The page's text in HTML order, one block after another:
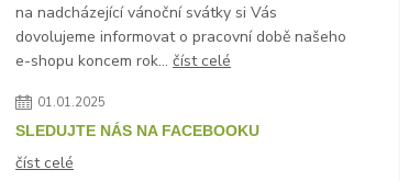
na nadcházející vánoční svátky si Vás
dovolujeme informovat o pracovní době našeho
e-shopu koncem rok...číst celé
01.01.2025
SLEDUJTE NÁS NA FACEBOOKU
číst celé